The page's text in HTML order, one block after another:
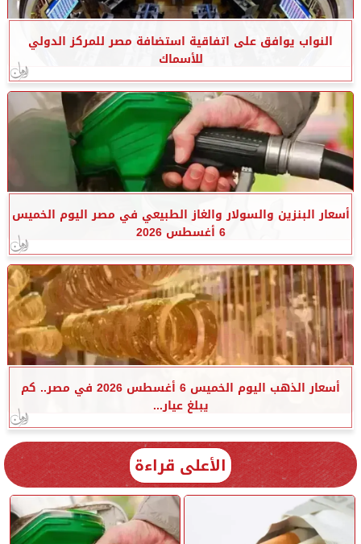
النواب يوافق على اتفاقية استضافة مصر للمركز الدولي
للأسماك
أسعار البنزين والسولار والغاز الطبيعي في مصر اليوم الخميس
6 أغسطس 2026
أسعار الذهب اليوم الخميس 6 أغسطس 2026 في مصر.. كم
يبلغ عيار...
الأعلى قراءة